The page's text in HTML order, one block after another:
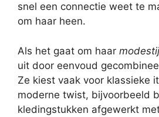
snel een connectie weet te
om haar heen.
Als het gaat om haar
uit door eenvoud
Ze kiest vaak voor klassieke
moderne twist, bijvoorbeeld
kledingstukken afgewerkt